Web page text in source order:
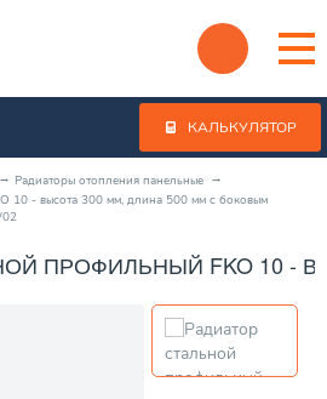
КАЛЬКУЛЯТОР
Радиаторы отопления панельные
10 - высота 300 мм, длина 500 мм с боковым
ПРОФИЛЬНЫЙ FKO 10 -